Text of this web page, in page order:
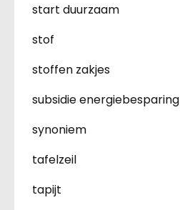
start duurzaam
stof
stoffen zakjes
subsidie energiebesparing
synoniem
tafelzeil
tapijt